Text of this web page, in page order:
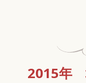
2015年